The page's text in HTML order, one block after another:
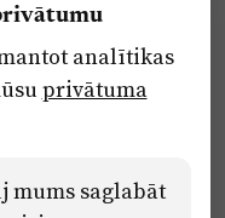
analītikas
privātuma
mums saglabāt